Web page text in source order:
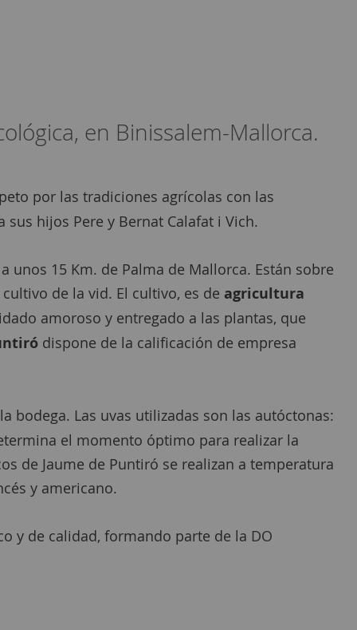
en Binissalem-Mallorca.
por las tradiciones agrícolas con las
hijos Pere y Bernat Calafat i Vich.
unos 15 Km. de Palma de Mallorca. Están sobre
de la vid. El cultivo, es de agricultura
amoroso y entregado a las plantas, que
dispone de la calificación de empresa
bodega. Las uvas utilizadas son las autóctonas:
el momento óptimo para realizar la
de Jaume de Puntiró se realizan a temperatura
y americano.
y de calidad, formando parte de la DO